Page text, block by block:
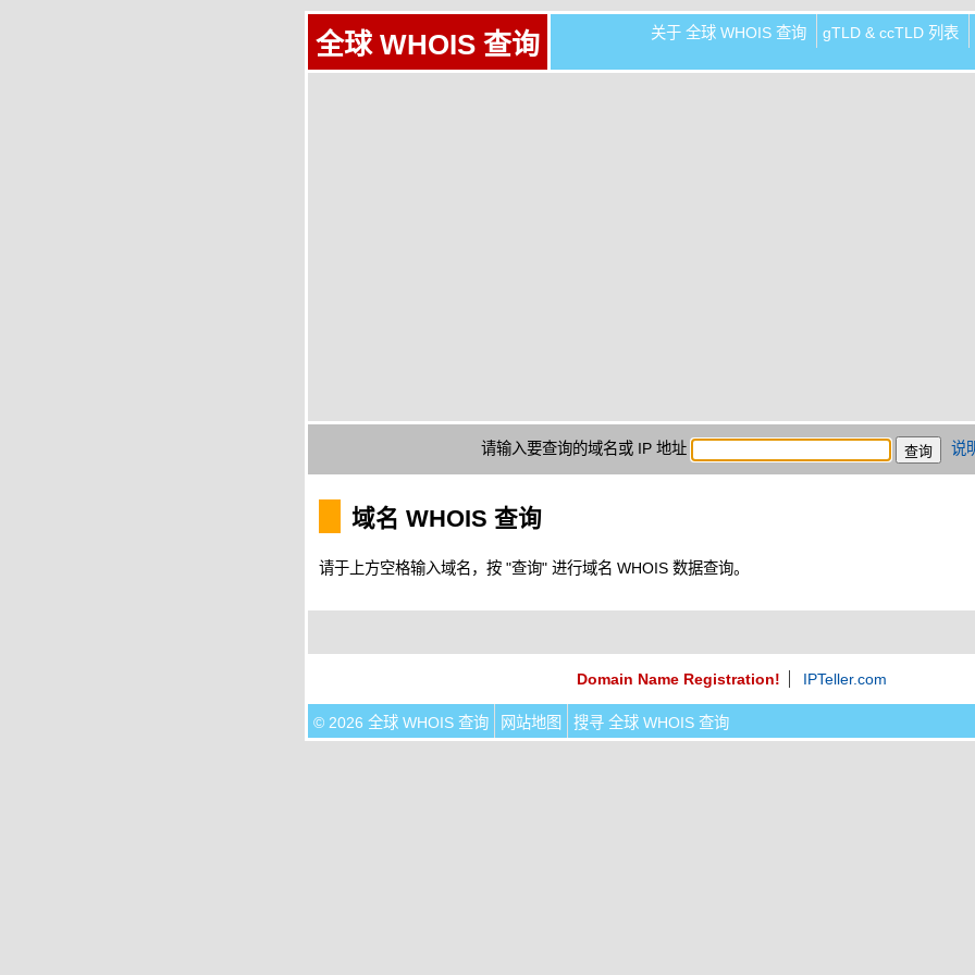
全球 WHOIS 查询 关于 全球 WHOIS 查询 gTLD & ccTLD 列表
请输入要查询的域名或 IP 地址 说
域名 WHOIS 查询
请于上方空格输入域名，按 "查询" 进行域名 WHOIS 数据查询。
Domain Name Registration! IPTeller.com
© 2026 全球 WHOIS 查询 网站地图 搜寻 全球 WHOIS 查询